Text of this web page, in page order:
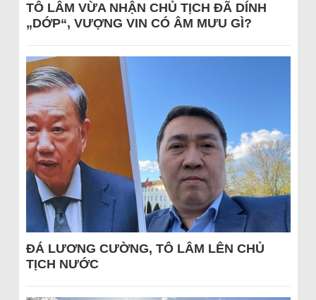
TÔ LÂM VỪA NHẬN CHỦ TỊCH ĐÃ DÍNH
„DỚP“, VƯỢNG VIN CÓ ÂM MƯU GÌ?
ĐÁ LƯƠNG CƯỜNG, TÔ LÂM LÊN CHỦ
TỊCH NƯỚC